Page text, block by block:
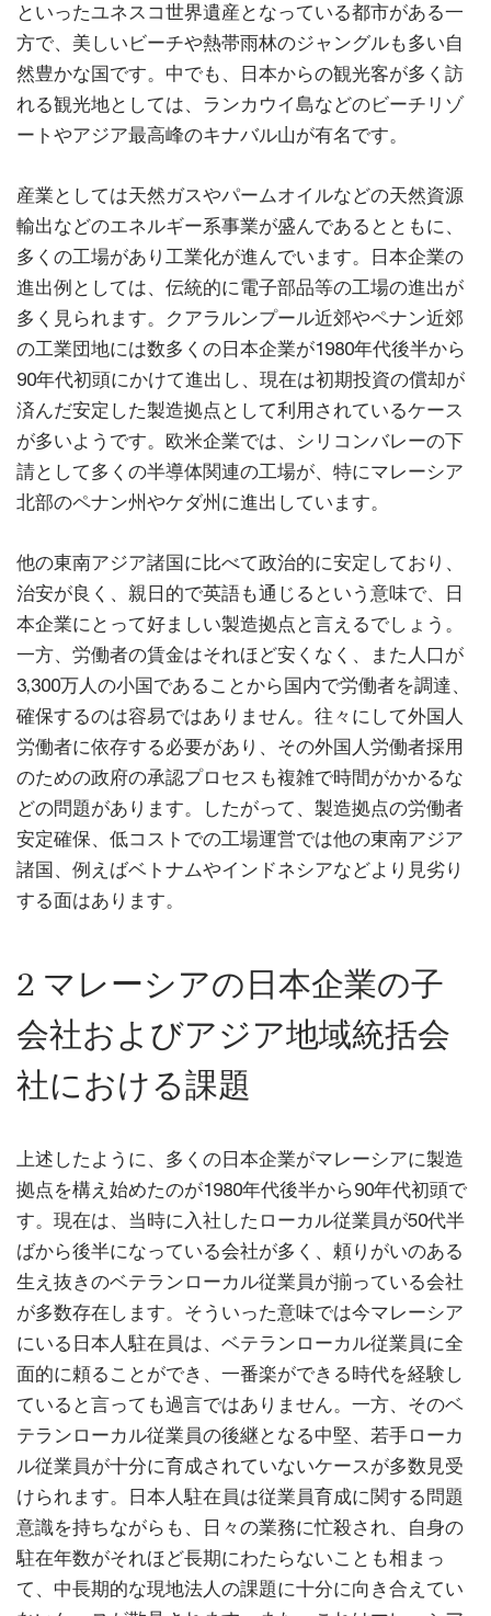
といったユネスコ世界遺産となっている都市がある一
方で、美しいビーチや熱帯雨林のジャングルも多い自
然豊かな国です。中でも、日本からの観光客が多く訪
れる観光地としては、ランカウイ島などのビーチリゾ
ートやアジア最高峰のキナバル山が有名です。
産業としては天然ガスやパームオイルなどの天然資源
輸出などのエネルギー系事業が盛んであるとともに、
多くの工場があり工業化が進んでいます。日本企業の
進出例としては、伝統的に電子部品等の工場の進出が
多く見られます。クアラルンプール近郊やペナン近郊
の工業団地には数多くの日本企業が1980年代後半から
90年代初頭にかけて進出し、現在は初期投資の償却が
済んだ安定した製造拠点として利用されているケース
が多いようです。欧米企業では、シリコンバレーの下
請として多くの半導体関連の工場が、特にマレーシア
北部のペナン州やケダ州に進出しています。
他の東南アジア諸国に比べて政治的に安定しており、
治安が良く、親日的で英語も通じるという意味で、日
本企業にとって好ましい製造拠点と言えるでしょう。
一方、労働者の賃金はそれほど安くなく、また人口が
3,300万人の小国であることから国内で労働者を調達、
確保するのは容易ではありません。往々にして外国人
労働者に依存する必要があり、その外国人労働者採用
のための政府の承認プロセスも複雑で時間がかかるな
どの問題があります。したがって、製造拠点の労働者
安定確保、低コストでの工場運営では他の東南アジア
諸国、例えばベトナムやインドネシアなどより見劣り
する面はあります。
2 マレーシアの日本企業の子
会社およびアジア地域統括会
社における課題
上述したように、多くの日本企業がマレーシアに製造
拠点を構え始めたのが1980年代後半から90年代初頭で
す。現在は、当時に入社したローカル従業員が50代半
ばから後半になっている会社が多く、頼りがいのある
生え抜きのベテランローカル従業員が揃っている会社
が多数存在します。そういった意味では今マレーシア
にいる日本人駐在員は、ベテランローカル従業員に全
面的に頼ることができ、一番楽ができる時代を経験し
ていると言っても過言ではありません。一方、そのベ
テランローカル従業員の後継となる中堅、若手ローカ
ル従業員が十分に育成されていないケースが多数見受
けられます。日本人駐在員は従業員育成に関する問題
意識を持ちながらも、日々の業務に忙殺され、自身の
駐在年数がそれほど長期にわたらないことも相まっ
て、中長期的な現地法人の課題に十分に向き合えてい